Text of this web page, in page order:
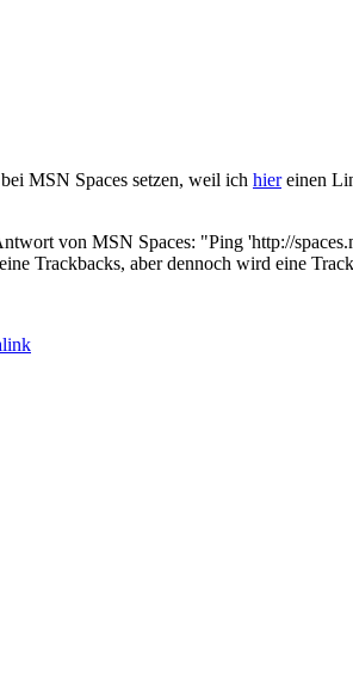
bei MSN Spaces setzen, weil ich hiereinen
von MSN Spaces: "Ping 'http://
Trackbacks, aber dennoch wird eine